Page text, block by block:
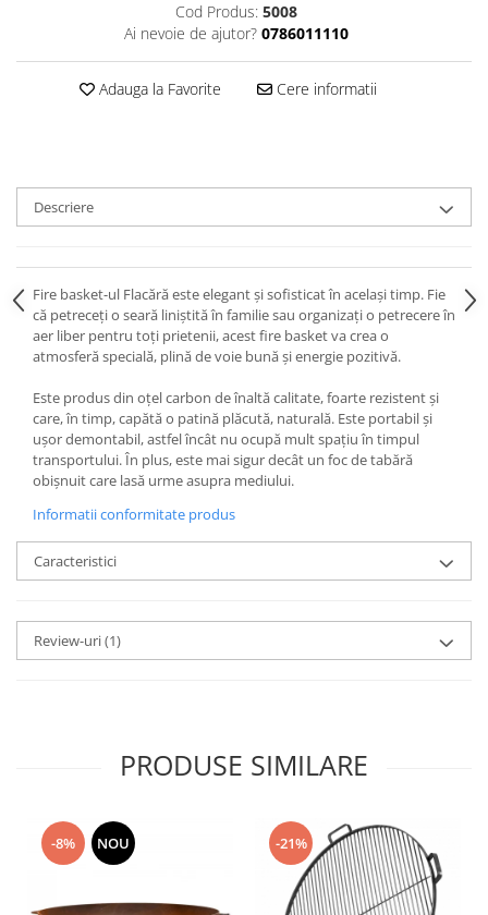
Cod Produs: 5008
Ai nevoie de ajutor? 0786011110
Adauga la Favorite Cere informatii
Descriere
Fire basket-ul Flacără este elegant și sofisticat în același timp. Fie
că petreceți o seară liniștită în familie sau organizați o petrecere în
aer liber pentru toți prietenii, acest fire basket va crea o
atmosferă specială, plină de voie bună și energie pozitivă.
Este produs din oțel carbon de înaltă calitate, foarte rezistent și
care, în timp, capătă o patină plăcută, naturală. Este portabil și
ușor demontabil, astfel încât nu ocupă mult spațiu în timpul
transportului. În plus, este mai sigur decât un foc de tabără
obișnuit care lasă urme asupra mediului.
Informatii conformitate produs
Caracteristici
Review-uri(1)
PRODUSE SIMILARE
-8% NOU -21%